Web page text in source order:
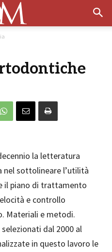
la letteratura
nel sottolineare l’utilità
il piano di trattamento
e controllo
Materiali e metodi.
dal 2000 al
in questo lavoro le